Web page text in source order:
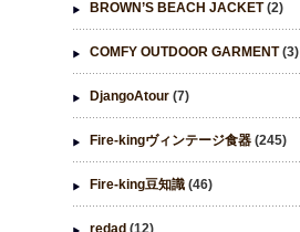
BROWN’S BEACH JACKET(2)
COMFY OUTDOOR GARMENT(3)
DjangoAtour (7)
Fire-kingヴィンテージ食器 (245)
Fire-king豆知識 (46)
redad (12)